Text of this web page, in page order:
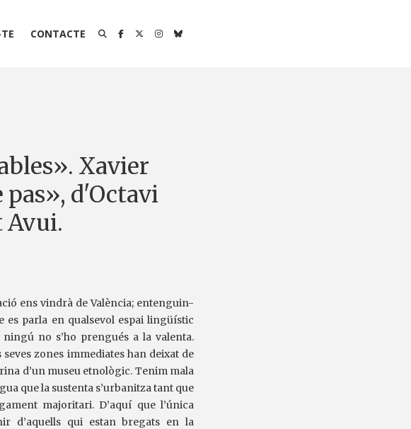
CONTACTE
Xavier
d'Octavi
Avui.
ens vindrà de València; entenguin-
es parla en qualsevol espai lingüístic
no s’ho prengués a la valenta.
zones immediates han deixat de
d’un museu etnològic. Tenim mala
que la sustenta s’urbanitza tant que
majoritari. D’aquí que l’única
d’aquells qui estan bregats en la